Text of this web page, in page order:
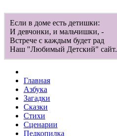
Если в доме есть детишки:
И девчонки, и мальчишки, -
Встрече с каждым будет рад
Наш "Любимый Детский" сайт.
Главная
Азбука
Загадки
Сказки
Стихи
Сценарии
Педкопилка